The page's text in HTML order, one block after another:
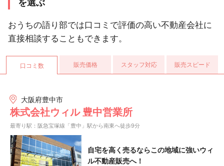
を選ぶ
おうちの語り部では口コミで評価の高い不動産会社に
直接相談することもできます。
口コミ数 販売価格 スタッフ対応 販売スピード
大阪府豊中市
株式会社ウィル 豊中営業所
最寄り駅：阪急宝塚線「豊中」駅から南東へ徒歩9分
自宅を高く売るならこの地域に強いウィ
ル不動産販売へ！